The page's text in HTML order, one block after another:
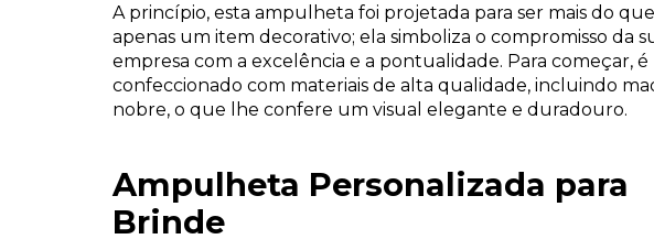
A princípio, esta ampulheta foi projetada para ser mais do que
apenas um item decorativo; ela simboliza o compromisso da
empresa com a excelência e a pontualidade. Para começar, é
confeccionado com materiais de alta qualidade, incluindo
nobre, o que lhe confere um visual elegante e duradouro.
Ampulheta Personalizada para
Brinde